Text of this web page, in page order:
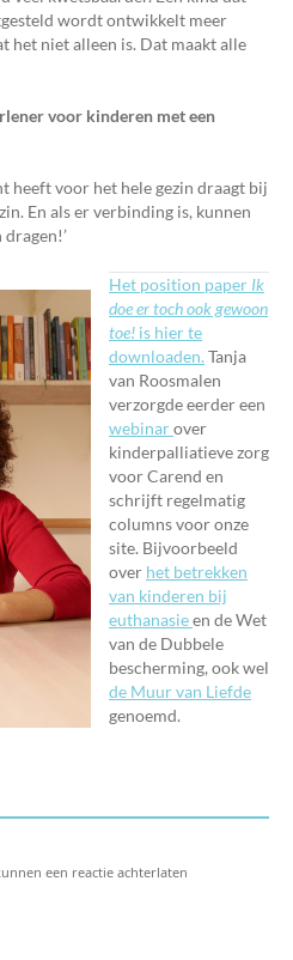
wordt ontwikkelt meer
het niet alleen is. Dat maakt alle
voor kinderen met een
heeft voor het hele gezin draagt bij
En als er verbinding is, kunnen
Het position paper Ik
doe ertoch ook gewoon
toe! is hier te
downloaden. Tanja
van Roosmalen
verzorgde eerder een
webinarover
kinderpalliatieve zorg
voor Carend en
schrijft regelmatig
columns voor onze
site. Bijvoorbeeld
over het betrekken
van kinderen bij
euthanasieen de Wet
van de Dubbele
bescherming, ook wel
de Muur van Liefde
genoemd.
een reactie achterlaten